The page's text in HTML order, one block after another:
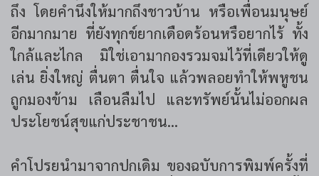
ถึง โดยคำนึงให้มากถึงชาวบ้าน หรือเพื่อนมนุษย์
อีกมากมาย ที่ยังทุกข์ยากเดือดร้อนหรือยากไร้ ทั้ง
ใกล้และไกล มิใช่เอามากองรวมจมไว้ที่เดียวให้ดู
เล่น ยิ่งใหญ่ ตื่นตา ตื่นใจ แล้วพลอยทำให้พหูชน
ถูกมองข้าม เลือนลืมไป และทรัพย์นั้นไม่ออกผล
ประโยชน์สุขแก่ประชาชน...
คำโปรยนำมาจากปกเดิม ของฉบับการพิมพ์ครั้งที่